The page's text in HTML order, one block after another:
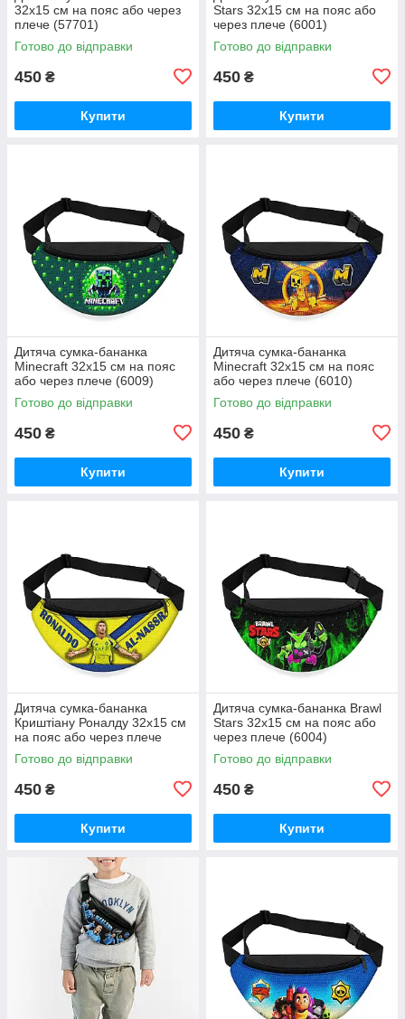
32х15 см на пояс або через
плече (57701)
Готово до відправки
450 ₴
Купити
Stars 32х15 см на пояс або
через плече (6001)
Готово до відправки
450 ₴
Купити
Дитяча сумка-бананка
Minecraft 32х15 см на пояс
або через плече (6009)
Готово до відправки
450 ₴
Купити
Дитяча сумка-бананка
Minecraft 32х15 см на пояс
або через плече (6010)
Готово до відправки
450 ₴
Купити
Дитяча сумка-бананка
Криштіану Роналду 32х15 см
на пояс або через плече
(6006)
Готово до відправки
450 ₴
Купити
Дитяча сумка-бананка Brawl
Stars 32х15 см на пояс або
через плече (6004)
Готово до відправки
450 ₴
Купити